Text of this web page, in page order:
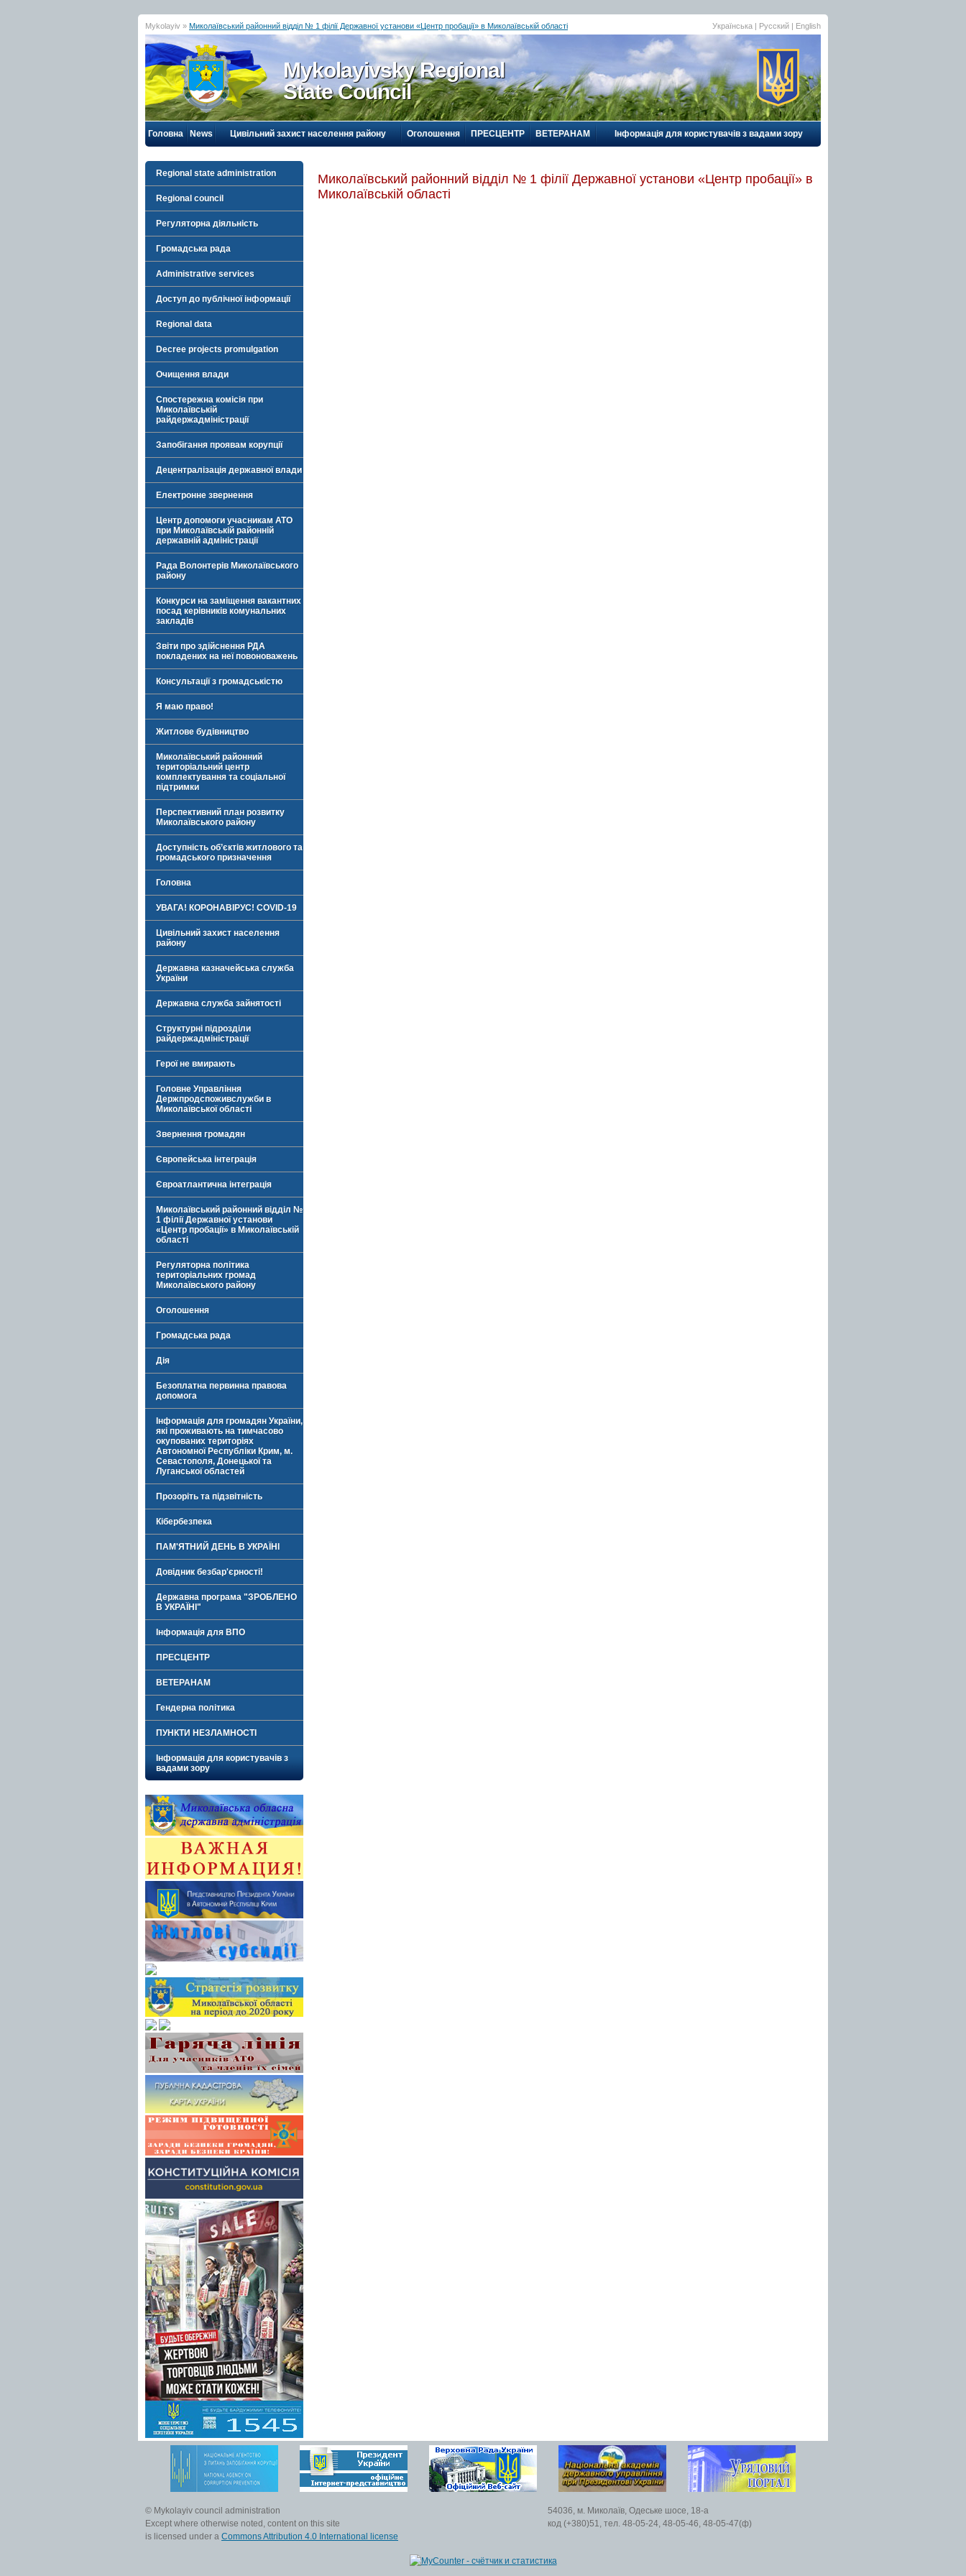
Mykolayiv » Миколаївський районний відділ № 1 філії Державної установи «Центр пробації» в Миколаївській області Українська | Русский | English
Mykolayivsky Regional
State Council
Головна News Цивільний захист населення району Оголошення ПРЕСЦЕНТР ВЕТЕРАНАМ Інформація для користувачів з вадами зору
Regional state administration
Regional council
Регуляторна діяльність
Громадська рада
Administrative services
Доступ до публічної інформації
Regional data
Decree projects promulgation
Очищення влади
Спостережна комісія при
Миколаївській
райдержадміністрації
Запобігання проявам корупції
Децентралізація державної влади
Електронне звернення
Центр допомоги учасникам АТО
при Миколаївській районній
державній адміністрації
Рада Волонтерів Миколаївського
району
Конкурси на заміщення вакантних
посад керівників комунальних
закладів
Звіти про здійснення РДА
покладених на неї повоноважень
Консультації з громадськістю
Я маю право!
Житлове будівництво
Миколаївський районний
територіальний центр
комплектування та соціальної
підтримки
Перспективний план розвитку
Миколаївського району
Доступність об’єктів житлового та
громадського призначення
Головна
УВАГА! КОРОНАВІРУС! COVID-19
Цивільний захист населення
району
Державна казначейська служба
України
Державна служба зайнятості
Структурні підрозділи
райдержадміністрації
Герої не вмирають
Головне Управління
Держпродспоживслужби в
Миколаївської області
Звернення громадян
Європейська інтеграція
Євроатлантична інтеграція
Миколаївський районний відділ №
1 філії Державної установи
«Центр пробації» в Миколаївській
області
Регуляторна політика
територіальних громад
Миколаївського району
Оголошення
Громадська рада
Дія
Безоплатна первинна правова
допомога
Інформація для громадян України,
які проживають на тимчасово
окупованих територіях
Автономної Республіки Крим, м.
Севастополя, Донецької та
Луганської областей
Прозоріть та підзвітність
Кібербезпека
ПАМ'ЯТНИЙ ДЕНЬ В УКРАЇНІ
Довідник безбар'єрності!
Державна програма "ЗРОБЛЕНО
В УКРАЇНІ"
Інформація для ВПО
ПРЕСЦЕНТР
ВЕТЕРАНАМ
Гендерна політика
ПУНКТИ НЕЗЛАМНОСТІ
Інформація для користувачів з
вадами зору
Миколаївський районний відділ № 1 філії Державної установи «Центр пробації» в
Миколаївській області
© Mykolayiv council administration
Except where otherwise noted, content on this site
is licensed under a Commons Attribution 4.0 International license
54036, м. Миколаїв, Одеське шосе, 18-а
код (+380)51, тел. 48-05-24, 48-05-46, 48-05-47(ф)